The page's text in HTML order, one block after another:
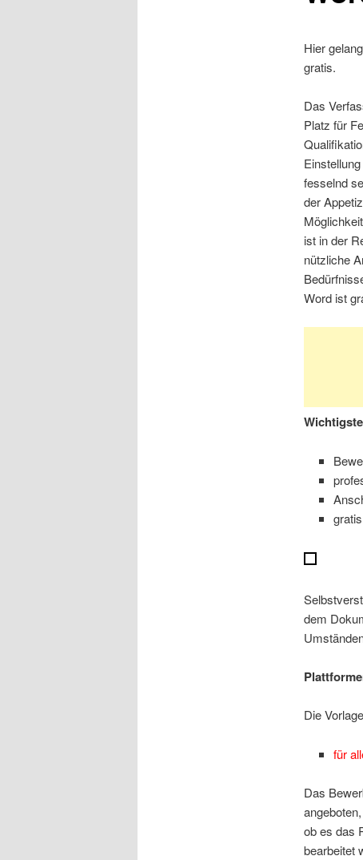
Hier
gratis.
Das
Platz für
fesselnd
der
ist in der
nützliche
Word ist
dem
Die
für
Das
ob es das
bearbeitet